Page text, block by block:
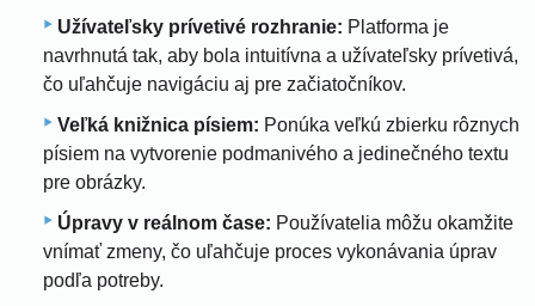
Užívateľsky prívetivé rozhranie: Platforma je
navrhnutá tak, aby bola intuitívna a užívateľsky prívetivá,
čo uľahčuje navigáciu aj pre začiatočníkov.
Veľká knižnica písiem: Ponúka veľkú zbierku rôznych
písiem na vytvorenie podmanivého a jedinečného textu
pre obrázky.
Úpravy v reálnom čase: Používatelia môžu okamžite
vnímať zmeny, čo uľahčuje proces vykonávania úprav
podľa potreby.